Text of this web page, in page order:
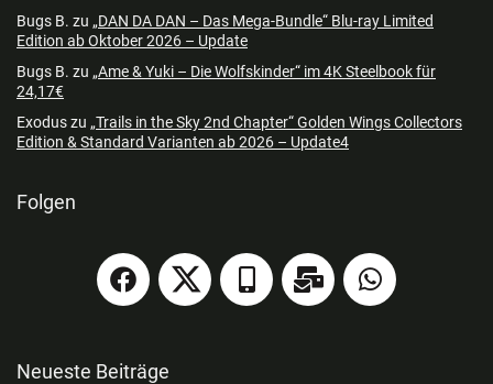
Bugs B. zu „DAN DA DAN – Das Mega-Bundle“ Blu-ray Limited
Edition ab Oktober 2026 – Update
Bugs B. zu „Ame & Yuki – Die Wolfskinder“ im 4K Steelbook für
24,17€
Exoduszu „Trails in the Sky 2nd Chapter“ Golden Wings Collectors
Edition & Standard Varianten ab 2026 – Update4
Folgen
Neueste Beiträge